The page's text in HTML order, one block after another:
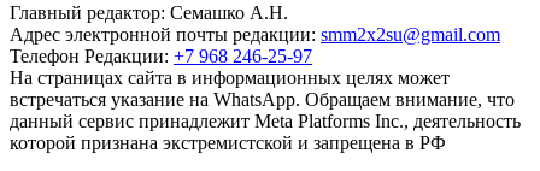
Главный редактор: Семашко А.Н.
Адрес электронной почты редакции: smm2x2su@gmail.com
Телефон Редакции: +7 968 246-25-97
На страницах сайта в информационных целях может
встречаться указание на WhatsApp. Обращаем внимание, что
данный сервис принадлежит Meta Platforms Inc., деятельность
которой признана экстремистской и запрещена в РФ